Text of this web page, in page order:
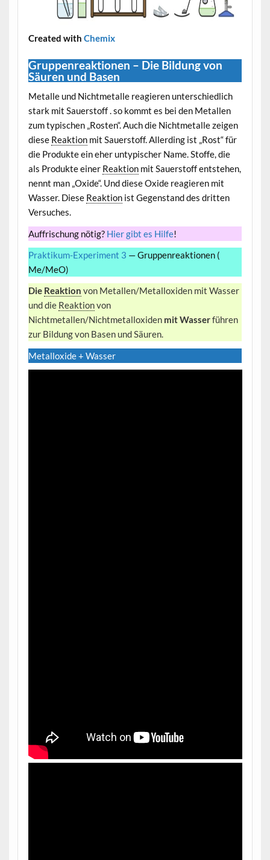
Created with Chemix
Gruppenreaktionen – Die Bildung von
Säuren und Basen
Metalle und Nichtmetalle reagieren unterschiedlich
stark mit Sauerstoff . so kommt es bei den Metallen
zum typischen „Rosten“. Auch die Nichtmetalle zeigen
diese Reaktionmit Sauerstoff. Allerding ist „Rost“ für
die Produkte ein eher untypischer Name. Stoffe, die
als Produkte einer Reaktionmit Sauerstoff entstehen,
nennt man „Oxide“. Und diese Oxide reagieren mit
Wasser. Diese Reaktionist Gegenstand des dritten
Versuches.
Auffrischung nötig?Hier gibt es Hilfe!
Praktikum-Experiment 3 — Gruppenreaktionen (
Me/MeO)
Die Reaktion von Metallen/Metalloxiden mit Wasser
und die Reaktionvon
Nichtmetallen/Nichtmetalloxiden mit Wasserführen
zur Bildung von Basen und Säuren.
Metalloxide + Wasser